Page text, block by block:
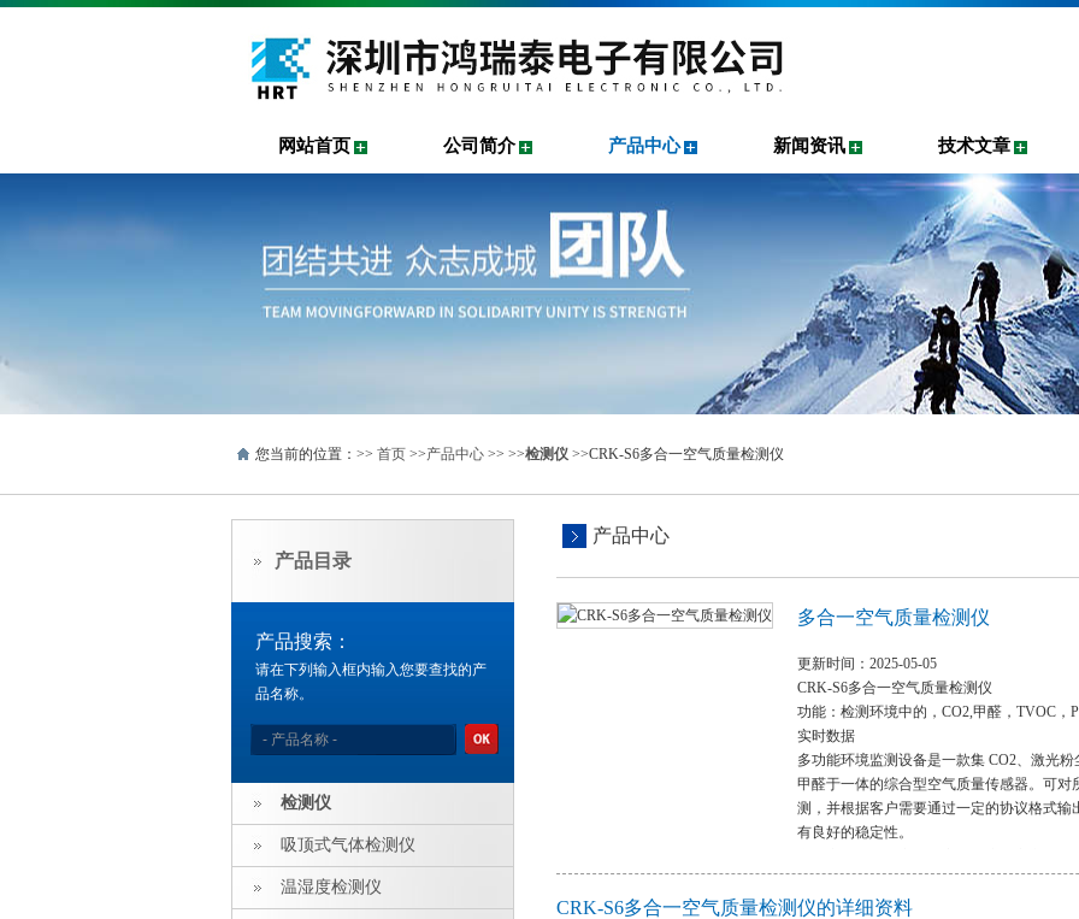
网站首页 公司简介 产品中心 新闻资讯 技术文章
您当前的位置：>> 首页 >>产品中心 >> >>检测仪 >>CRK-S6多合一空气质量检测仪
产品目录
产品搜索：
请在下列输入框内输入您要查找的产
品名称。
检测仪
吸顶式气体检测仪
温湿度检测仪
产品中心
多合一空气质量检测仪
更新时间：2025-05-05
CRK-S6多合一空气质量检测仪
功能：检测环境中的，CO2,甲醛，TVOC，
实时数据
多功能环境监测设备是一款集 CO2、激光
甲醛于一体的综合型空气质量传感器。可对
测，并根据客户需要通过一定的协议格式输
有良好的稳定性。
CRK-S6多合一空气质量检测仪的详细资料